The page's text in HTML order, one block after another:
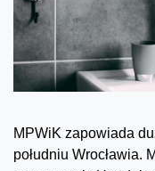
MPWiK zapowiada
południu Wrocławia.